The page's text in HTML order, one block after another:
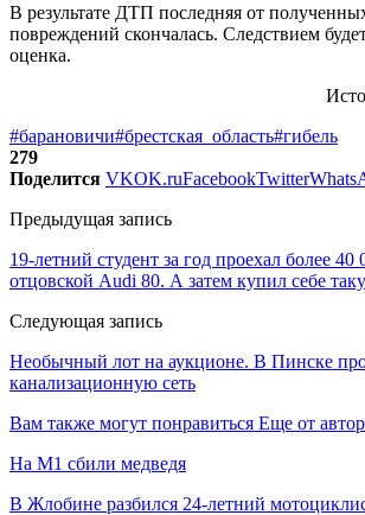
В результате ДТП последняя от
повреждений скончалась. Следствием
оценка.
#барановичи#брестская_область#гибель
279
Поделится VKOK.ruFacebookTwitter
Предыдущая запись
19-летний студент за год проехал более 40
отцовской Audi 80. А затем купил себе
Следующая запись
Необычный лот на аукционе. В Пинске
канализационную сеть
Вам также могут понравиться Еще от
На М1 сбили медведя
В Жлобине разбился 24-летний